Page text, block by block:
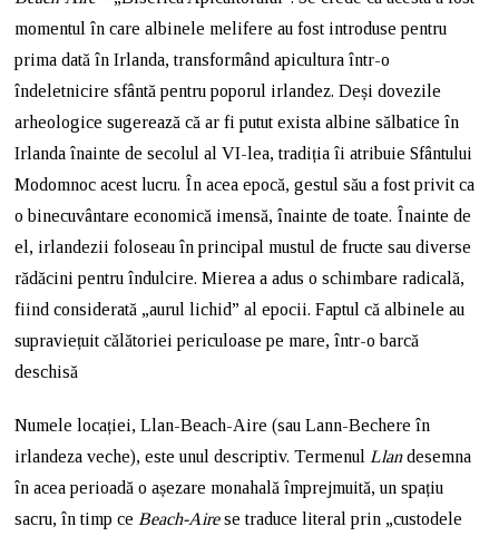
momentul în care albinele melifere au fost introduse pentru
prima dată în Irlanda, transformând apicultura într-o
îndeletnicire sfântă pentru poporul irlandez. Deși dovezile
arheologice sugerează că ar fi putut exista albine sălbatice în
Irlanda înainte de secolul al VI-lea, tradiția îi atribuie Sfântului
Modomnoc acest lucru. În acea epocă, gestul său a fost privit ca
o binecuvântare economică imensă, înainte de toate. Înainte de
el, irlandezii foloseau în principal mustul de fructe sau diverse
rădăcini pentru îndulcire. Mierea a adus o schimbare radicală,
fiind considerată „aurul lichid” al epocii. Faptul că albinele au
supraviețuit călătoriei periculoase pe mare, într-o barcă
deschisă
Numele locației, Llan-Beach-Aire (sau Lann-Bechere în
irlandeza veche), este unul descriptiv. Termenul Llandesemna
în acea perioadă o așezare monahală împrejmuită, un spațiu
sacru, în timp ce Beach-Airese traduce literal prin „custodele